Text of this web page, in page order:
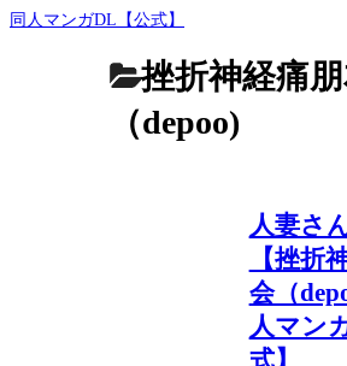
同人マンガDL【公式】
挫折神経痛
（depoo)
人妻さ
【挫折
会（
人マン
式】